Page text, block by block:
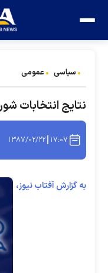
سیاسی عمومی
نتایج انتخابات
۱۷:۰۷ ۱۳۸۷/۰۲/۲۲
به گزارش آفتاب نیوز،